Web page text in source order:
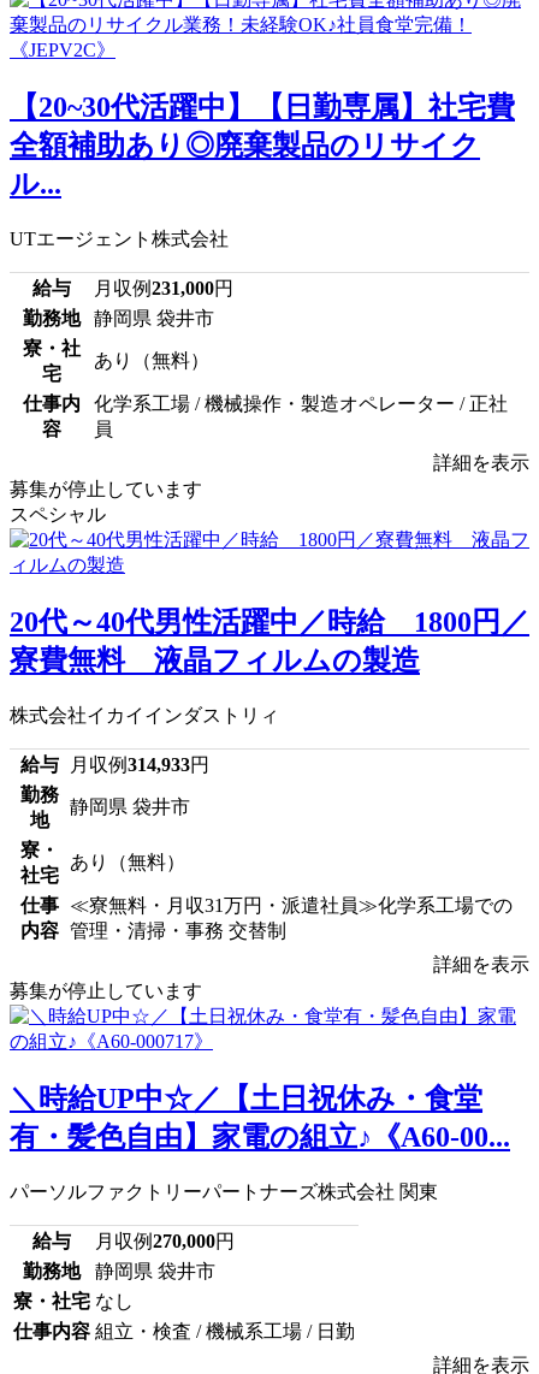
【20~30代活躍中】【日勤専属】社宅費
全額補助あり◎廃棄製品のリサイク
ル...
UTエージェント株式会社
給与 月収例231,000円
勤務地
静岡県 袋井市
寮・社
宅
あり（無料）
仕事内
容
化学系工場 / 機械操作・製造オペレーター / 正社
員
詳細を表示
募集が停止しています
スペシャル
20代～40代男性活躍中／時給 1800円／
寮費無料 液晶フィルムの製造
株式会社イカイインダストリィ
給与 月収例314,933円
勤務
地
静岡県 袋井市
寮・
社宅
あり（無料）
仕事
内容
≪寮無料・月収31万円・派遣社員≫化学系工場での
管理・清掃・事務 交替制
詳細を表示
募集が停止しています
＼時給UP中☆／【土日祝休み・食堂
有・髪色自由】家電の組立♪《A60-00...
パーソルファクトリーパートナーズ株式会社 関東
給与 月収例270,000円
勤務地
静岡県 袋井市
寮・社宅 なし
仕事内容 組立・検査 / 機械系工場 / 日勤
詳細を表示